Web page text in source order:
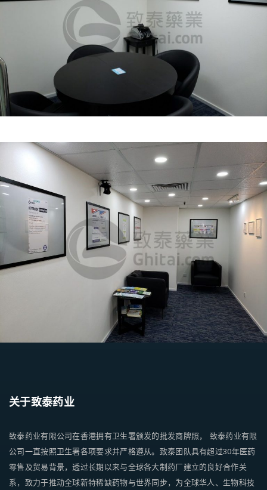
关于致泰药业
致泰药业有限公司在香港拥有卫生署颁发的批发商牌照， 致泰药业有限
公司一直按照卫生署各项要求并严格遵从。致泰团队具有超过30年医药
零售及贸易背景，透过长期以来与全球各大制药厂建立的良好合作关
系，致力于推动全球新特稀缺药物与世界同步，为全球华人、生物科技